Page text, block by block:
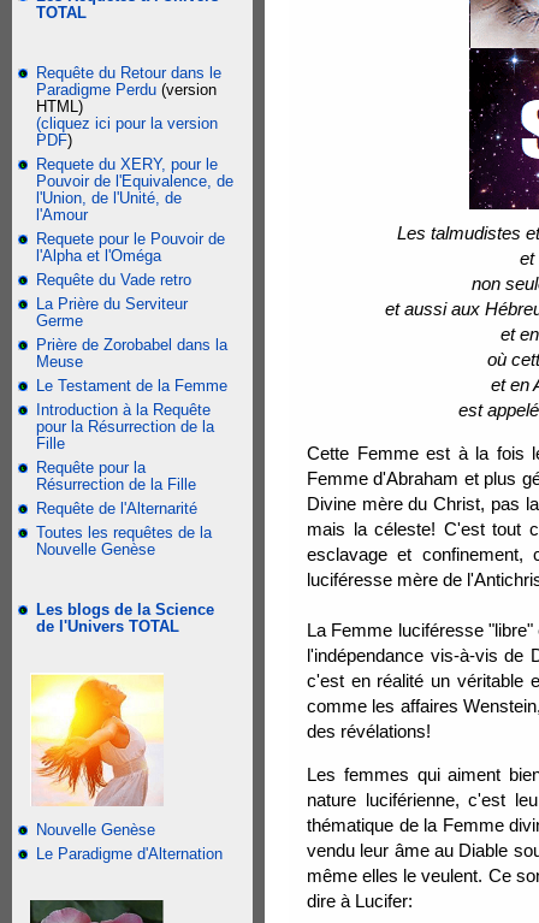
TOTAL
Requête du Retour dans le
Paradigme Perdu (version
HTML)
(cliquez ici pour la version
PDF)
Requete du XERY, pour le
Pouvoir de l'Equivalence, de
l'Union, de l'Unité, de
l'Amour
Requete pour le Pouvoir de
l'Alpha et l'Oméga
Requête du Vade retro
La Prière du Serviteur
Germe
Prière de Zorobabel dans la
Meuse
Le Testament de la Femme
Introduction à la Requête
pour la Résurrection de la
Fille
Requête pour la
Résurrection de la Fille
Requête de l'Alternarité
Toutes les requêtes de la
Nouvelle Genèse
Les blogs de la Science
de l'Univers TOTAL
Nouvelle Genèse
Le Paradigme d'Alternation
Les talmudistes
et
non
et aussi aux
et
où
et en
est
Cette Femme est à la fois
Femme d'Abraham et plus
Divine mère du Christ, pas
mais la céleste! C'est tout
esclavage et
luciféresse mère de
La Femme luciféresse
l'indépendance vis-à-vis de
c'est en réalité un véritable
comme les affaires
des révélations!
Les femmes qui aiment
nature luciférienne, c'est
thématique de la Femme
vendu leur âme au Diable
même elles le veulent. Ce
dire à Lucifer: